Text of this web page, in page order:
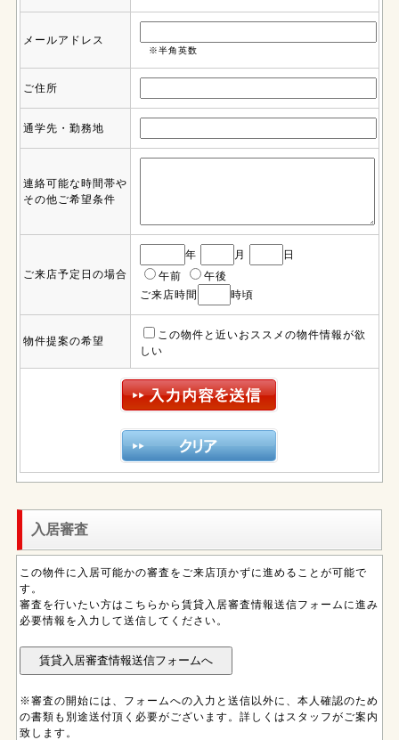
メールアドレス
※半角英数
ご住所
通学先・勤務地
連絡可能な時間帯や
その他ご希望条件
ご来店予定日の場合
年 月
日
午前
午後
ご来店時間
時頃
物件提案の希望
この物件と近いおススメの物件情報が欲
しい
入居審査
この物件に入居可能かの審査をご来店頂かずに進めることが可能で
す。
審査を行いたい方はこちらから賃貸入居審査情報送信フォームに進み
必要情報を入力して送信してください。
※審査の開始には、フォームへの入力と送信以外に、本人確認のため
の書類も別途送付頂く必要がございます。詳しくはスタッフがご案内
致します。